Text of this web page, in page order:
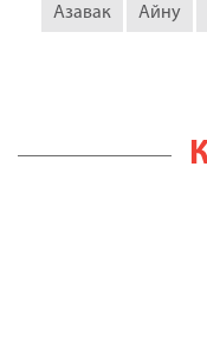
Азавак Айну